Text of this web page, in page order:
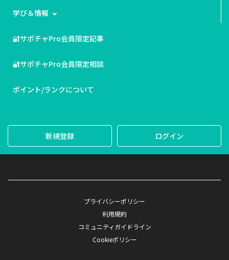
学び＆情報
🔐サポチャPro会員限定記事
🔐サポチャPro会員限定相談
ポイント/ランクについて
新規登録 ログイン
プライバシーポリシー
利用規約
コミュニティガイドライン
Cookieポリシー